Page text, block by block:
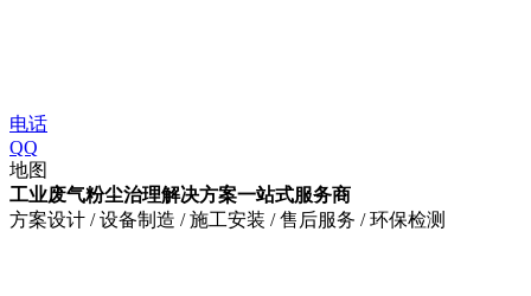
电话
QQ
地图
工业废气粉尘治理解决方案一站式服务商
方案设计 / 设备制造 / 施工安装 / 售后服务 / 环保检测